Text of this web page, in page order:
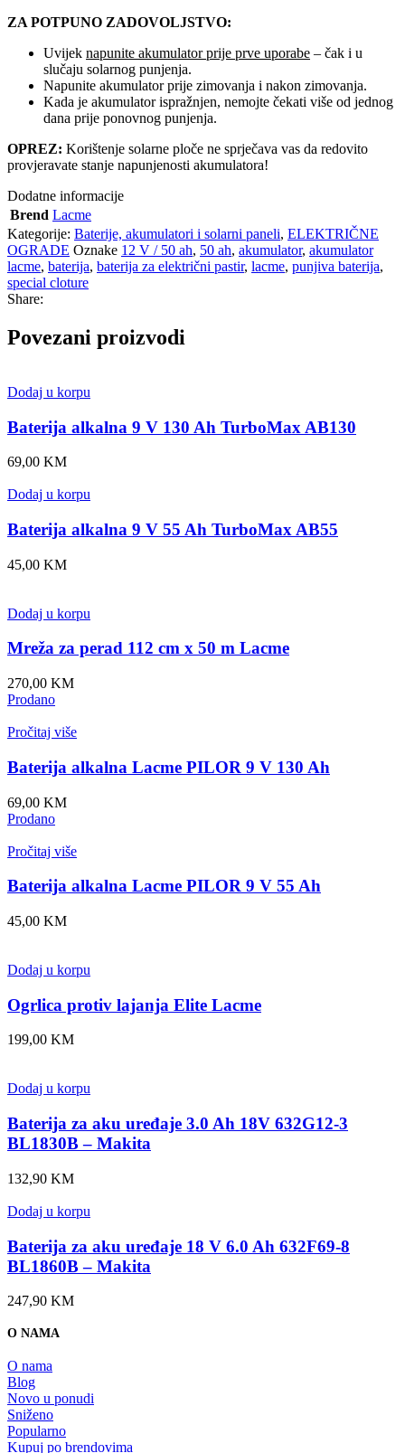
ZA POTPUNO ZADOVOLJSTVO:
Uvijek napunite akumulator prije prve uporabe – čak i u
slučaju solarnog punjenja.
Napunite akumulator prije zimovanja i nakon zimovanja.
Kada je akumulator ispražnjen, nemojte čekati više od jednog
dana prije ponovnog punjenja.
OPREZ: Korištenje solarne ploče ne sprječava vas da redovito
provjeravate stanje napunjenosti akumulatora!
Dodatne informacije
Brend Lacme
Kategorije: Baterije, akumulatori i solarni paneli, ELEKTRIČNE
OGRADE Oznake 12 V / 50 ah, 50 ah, akumulator, akumulator
lacme, baterija, baterija za električni pastir, lacme, punjiva baterija,
special cloture
Share:
Povezani proizvodi
Dodaj u korpu
Baterija alkalna 9 V 130 Ah TurboMax AB130
69,00 KM
Dodaj u korpu
Baterija alkalna 9 V 55 Ah TurboMax AB55
45,00 KM
Dodaj u korpu
Mreža za perad 112 cm x 50 m Lacme
270,00 KM
Prodano
Pročitaj više
Baterija alkalna Lacme PILOR 9 V 130 Ah
69,00 KM
Prodano
Pročitaj više
Baterija alkalna Lacme PILOR 9 V 55 Ah
45,00 KM
Dodaj u korpu
Ogrlica protiv lajanja Elite Lacme
199,00 KM
Dodaj u korpu
Baterija za aku uređaje 3.0 Ah 18V 632G12-3
BL1830B – Makita
132,90 KM
Dodaj u korpu
Baterija za aku uređaje 18 V 6.0 Ah 632F69-8
BL1860B – Makita
247,90 KM
O NAMA
O nama
Blog
Novo u ponudi
Sniženo
Popularno
Kupuj po brendovima